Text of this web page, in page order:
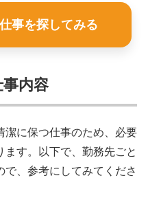
事を探してみる
事内容
潔に保つ仕事のため、必要
す。以下で、勤務先ごと
、参考にしてみてくださ